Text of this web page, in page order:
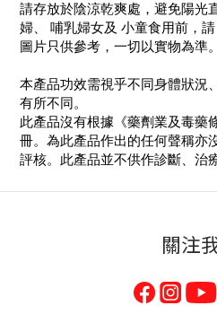
請存放於陰涼乾爽處，避免陽光
婦、 哺乳婦女及 小童食用前，請
圖片只供參考，一切以實物為準。
本產品功效需視乎不同身體狀況
有所不同。
此產品沒有根據《藥劑業及毒藥
冊。為此產品作出的任何聲稱亦
評核。此產品並不供作診斷、治
關注